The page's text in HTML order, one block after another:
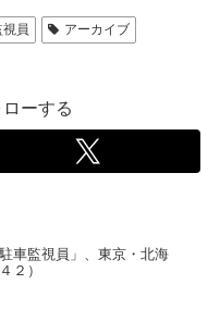
視員
アーカイブ
ーする
車監視員」、東京・北海
２）